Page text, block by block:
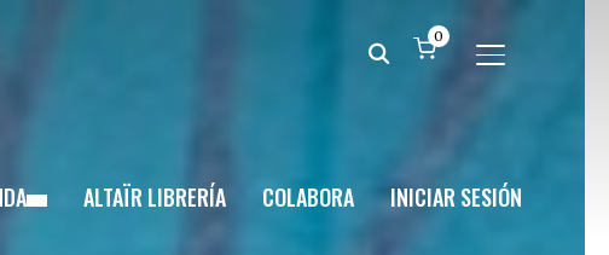
ALTERNAR
0
ALTAÏR LIBRERÍA COLABORA INICIAR SESIÓN